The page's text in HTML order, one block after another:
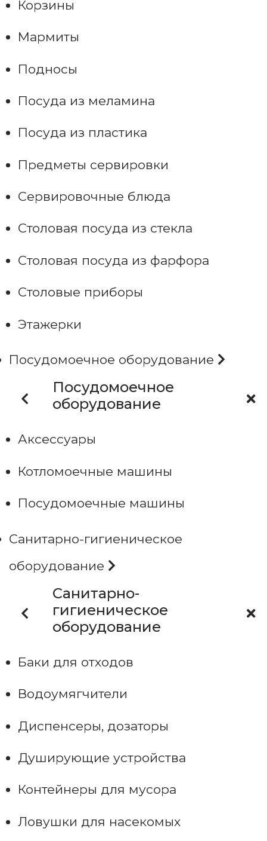
Корзины
Мармиты
Подносы
Посуда из меламина
Посуда из пластика
Предметы сервировки
Сервировочные блюда
Столовая посуда из стекла
Столовая посуда из фарфора
Столовые приборы
Этажерки
Посудомоечное оборудование
Посудомоечное
оборудование
Аксессуары
Котломоечные машины
Посудомоечные машины
Санитарно-гигиеническое
оборудование
Санитарно-
гигиеническое
оборудование
Баки для отходов
Водоумягчители
Диспенсеры, дозаторы
Душирующие устройства
Контейнеры для мусора
Ловушки для насекомых